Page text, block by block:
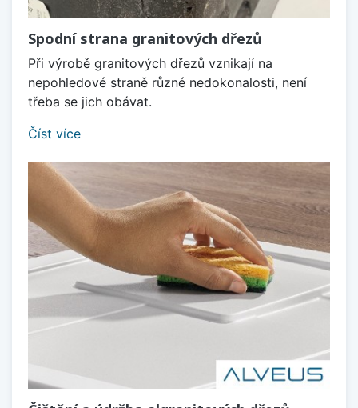
Spodní strana granitových dřezů
Při výrobě granitových dřezů vznikají na
nepohledové straně různé nedokonalosti, není
třeba se jich obávat.
Číst více